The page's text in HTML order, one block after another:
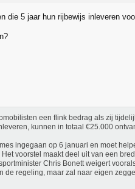
die 5 jaar hun rijbewijs inleveren
een flink bedrag als zij
kunnen in totaal €25.000
ingegaan op 6 januari en moet
voorstel maakt deel uit van een
Chris Bonett weigert
de regeling, maar zal naar eigen